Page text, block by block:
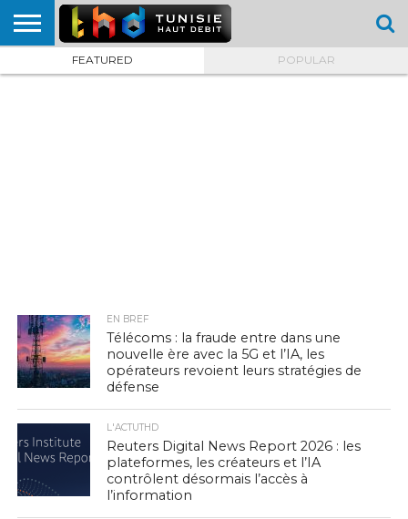
HOME
L’ACTUTHD
EN
PODCASTS
TEST
COMPARATIF
CARTE DE
CONTACT
FEATURED POPULAR
EN BREF
Télécoms : la fraude entre dans une
nouvelle ère avec la 5G et l’IA, les
opérateurs revoient leurs stratégies de
défense
L'ACTUTHD
Reuters Digital News Report 2026 : les
plateformes, les créateurs et l’IA
contrôlent désormais l’accès à
l’information